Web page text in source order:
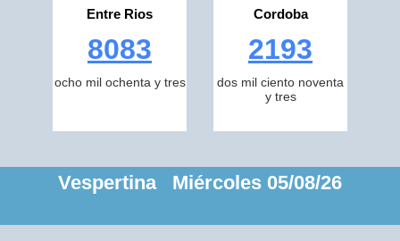
Entre Rios
8083
ocho mil ochenta y tres
Cordoba
2193
dos mil ciento noventa
y tres
Vespertina Miércoles 05/08/26